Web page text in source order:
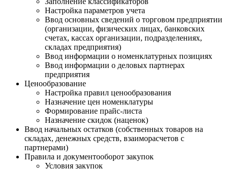
Настройка параметров учета
Ввод основных сведений о торговом предприятии
(организации, физических лицах, банковских
счетах, кассах организации, подразделениях,
складах предприятия)
Ввод информации о номенклатурных позициях
Ввод информации о деловых партнерах
предприятия
Ценообразование
Настройка правил ценообразования
Назначение цен номенклатуры
Формирование прайс-листа
Назначение скидок (наценок)
Ввод начальных остатков (собственных товаров на
складах, денежных средств, взаиморасчетов с
партнерами)
Правила и документооборот закупок
Условия закупок